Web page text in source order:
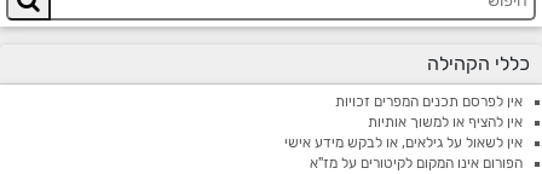
כללי הקהילה
אין לפרסם תכנים המפרים זכויות
אין להציף או למשוך אותיות
אין לשאול על גילאים, או לבקש מידע אישי
הפורום אינו המקום לקיטורים על מז"א